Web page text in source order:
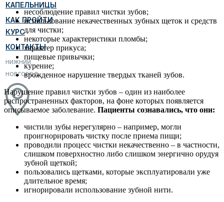
КАПЕЛЬНИЦЫ
КАК ПРОЙТИ
КУРС
КОНТАКТЫ
НИЖНИЙ
НОВГОРОД
несоблюдение правил чистки зубов;
использование некачественных зубных щеток и средств
для чистки;
некоторые характеристики пломбы;
характер прикуса;
пищевые привычки;
курение;
врожденное нарушение твердых тканей зубов.
Нарушение правил чистки зубов – один из наиболее
распространенных факторов, на фоне которых появляется
описываемое заболевание. Пациенты сознавались, что они:
чистили зубы нерегулярно – например, могли
проигнорировать чистку после приема пищи;
проводили процесс чистки некачественно – в частности,
слишком поверхностно либо слишком энергично орудуя
зубной щеткой;
пользовались щетками, которые эксплуатировали уже
длительное время;
игнорировали использование зубной нити.